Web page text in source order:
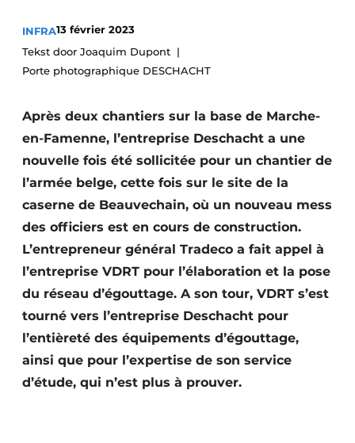
Video’s
Construction bois
Contrôle d’accès
Éclairage
Fondations
Façades
Géotextiles
Infrastructures souterraines et égouttage
Protection solaire
INFRA13 février 2023
Tekst door Joaquim Dupont
Porte photographique DESCHACHT
Après deux chantiers sur la base de Marche-
en-Famenne, l’entreprise Deschacht a une
nouvelle fois été sollicitée pour un chantier de
l’armée belge, cette fois sur le site de la
caserne de Beauvechain, où un nouveau mess
des officiers est en cours de construction.
L’entrepreneur général Tradeco a fait appel à
l’entreprise VDRT pour l’élaboration et la pose
du réseau d’égouttage. A son tour, VDRT s’est
tourné vers l’entreprise Deschacht pour
l’entièreté des équipements d’égouttage,
ainsi que pour l’expertise de son service
d’étude, qui n’est plus à prouver.